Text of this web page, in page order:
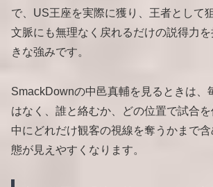
で、US王座を実際に獲り、王者として
文脈にも無理なく戻れるだけの説得力
きな強みです。
SmackDownの中邑真輔を見るときは、
はなく、誰と絡むか、どの位置で試合
中にどれだけ観客の視線を奪うかまで
態が見えやすくなります。